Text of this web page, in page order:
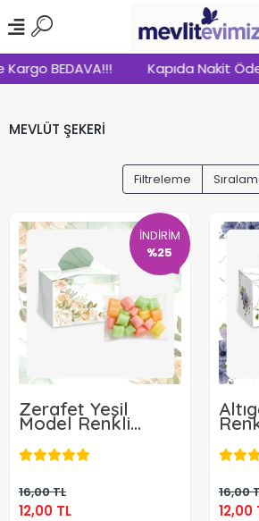
BEDAVA!!! Kapıda Nakit
MEVLÜT ŞEKERİ
Filtreleme
İNDİRİM
%25
Zerafet Yeşil
Model Renkli
Lokum Kutusu ve
Mevlüt Şekeri
16,00 TL
12,00 TL
12,00 TL
16,00
12,00